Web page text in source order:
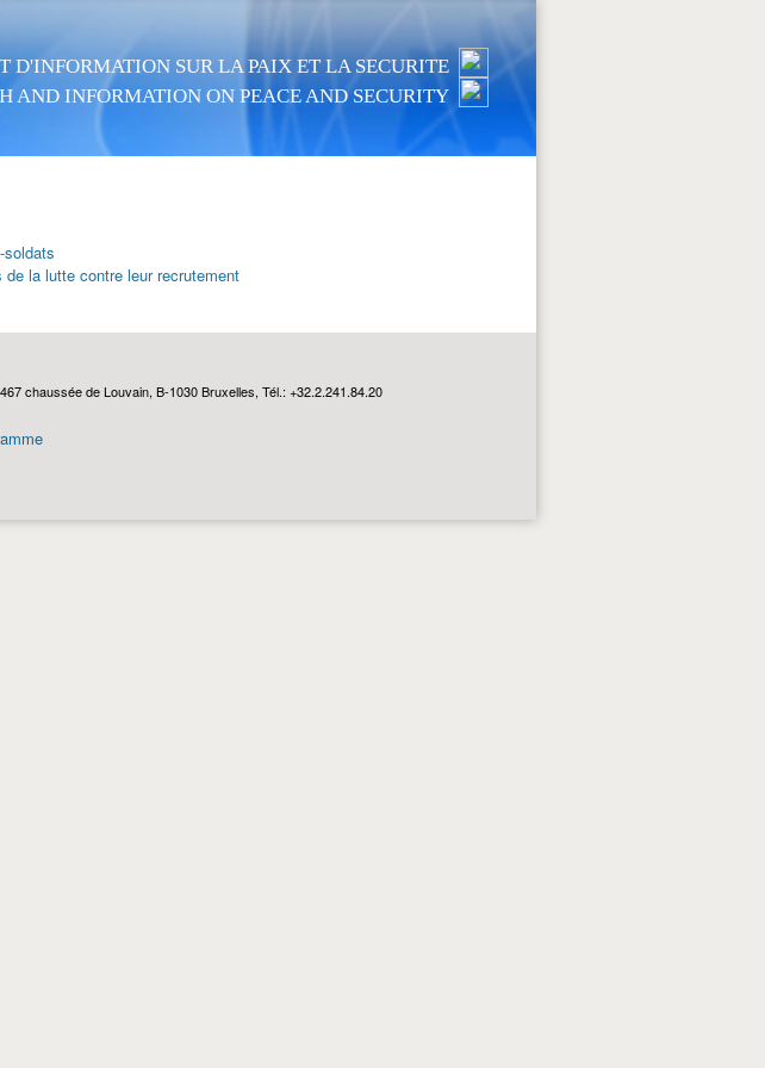
D'INFORMATION SUR LA PAIX ET LA SECURITE
AND INFORMATION ON PEACE AND SECURITY
soldats
la lutte contre leur recrutement
chaussée de Louvain, B-1030 Bruxelles, Tél.: +32.2.241.84.20